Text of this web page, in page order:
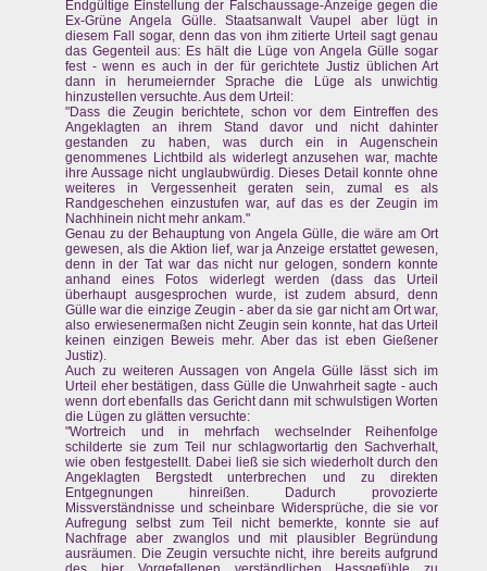
Endgültige Einstellung der Falschaussage-Anzeige gegen die
Ex-Grüne Angela Gülle. Staatsanwalt Vaupel aber lügt in
diesem Fall sogar, denn das von ihm zitierte Urteil sagt genau
das Gegenteil aus: Es hält die Lüge von Angela Gülle sogar
fest - wenn es auch in der für gerichtete Justiz üblichen Art
dann in herumeiernder Sprache die Lüge als unwichtig
hinzustellen versuchte. Aus dem Urteil:
"Dass die Zeugin berichtete, schon vor dem Eintreffen des
Angeklagten an ihrem Stand davor und nicht dahinter
gestanden zu haben, was durch ein in Augenschein
genommenes Lichtbild als widerlegt anzusehen war, machte
ihre Aussage nicht unglaubwürdig. Dieses Detail konnte ohne
weiteres in Vergessenheit geraten sein, zumal es als
Randgeschehen einzustufen war, auf das es der Zeugin im
Nachhinein nicht mehr ankam."
Genau zu der Behauptung von Angela Gülle, die wäre am Ort
gewesen, als die Aktion lief, war ja Anzeige erstattet gewesen,
denn in der Tat war das nicht nur gelogen, sondern konnte
anhand eines Fotos widerlegt werden (dass das Urteil
überhaupt ausgesprochen wurde, ist zudem absurd, denn
Gülle war die einzige Zeugin - aber da sie gar nicht am Ort war,
also erwiesenermaßen nicht Zeugin sein konnte, hat das Urteil
keinen einzigen Beweis mehr. Aber das ist eben Gießener
Justiz).
Auch zu weiteren Aussagen von Angela Gülle lässt sich im
Urteil eher bestätigen, dass Gülle die Unwahrheit sagte - auch
wenn dort ebenfalls das Gericht dann mit schwulstigen Worten
die Lügen zu glätten versuchte:
"Wortreich und in mehrfach wechselnder Reihenfolge
schilderte sie zum Teil nur schlagwortartig den Sachverhalt,
wie oben festgestellt. Dabei ließ sie sich wiederholt durch den
Angeklagten Bergstedt unterbrechen und zu direkten
Entgegnungen hinreißen. Dadurch provozierte
Missverständnisse und scheinbare Widersprüche, die sie vor
Aufregung selbst zum Teil nicht bemerkte, konnte sie auf
Nachfrage aber zwanglos und mit plausibler Begründung
ausräumen. Die Zeugin versuchte nicht, ihre bereits aufgrund